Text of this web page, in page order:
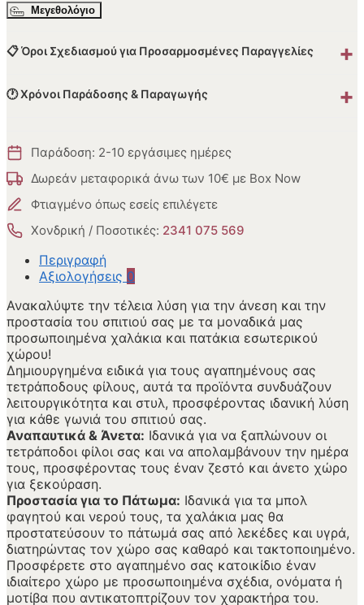
Μεγεθολόγιο
📋 Όροι Σχεδιασμού για Προσαρμοσμένες Παραγγελίες +
🕐 Χρόνοι Παράδοσης & Παραγωγής +
Παράδοση: 2-10 εργάσιμες ημέρες
Δωρεάν μεταφορικά άνω των 10€ με Box Now
Φτιαγμένο όπως εσείς επιλέγετε
Χονδρική / Ποσοτικές: 2341 075 569
Περιγραφή
Αξιολογήσεις 0
Ανακαλύψτε την τέλεια λύση για την άνεση και την
προστασία του σπιτιού σας με τα μοναδικά μας
προσωποιημένα χαλάκια και πατάκια εσωτερικού
χώρου!
Δημιουργημένα ειδικά για τους αγαπημένους σας
τετράποδους φίλους, αυτά τα προϊόντα συνδυάζουν
λειτουργικότητα και στυλ, προσφέροντας ιδανική λύση
για κάθε γωνιά του σπιτιού σας.
Αναπαυτικά & Άνετα: Ιδανικά για να ξαπλώνουν οι
τετράποδοι φίλοι σας και να απολαμβάνουν την ημέρα
τους, προσφέροντας τους έναν ζεστό και άνετο χώρο
για ξεκούραση.
Προστασία για το Πάτωμα: Ιδανικά για τα μπολ
φαγητού και νερού τους, τα χαλάκια μας θα
προστατεύσουν το πάτωμά σας από λεκέδες και υγρά,
διατηρώντας τον χώρο σας καθαρό και τακτοποιημένο.
Προσφέρετε στο αγαπημένο σας κατοικίδιο έναν
ιδιαίτερο χώρο με προσωποιημένα σχέδια, ονόματα ή
μοτίβα που αντικατοπτρίζουν τον χαρακτήρα του.